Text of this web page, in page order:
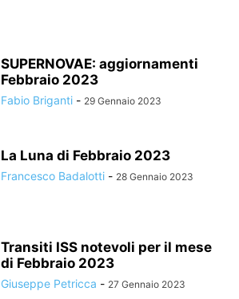
SUPERNOVAE: aggiornamenti
Febbraio 2023
Fabio Briganti - 29 Gennaio 2023
La Luna di Febbraio 2023
Francesco Badalotti - 28 Gennaio 2023
Transiti ISS notevoli per il mese
di Febbraio 2023
Giuseppe Petricca - 27 Gennaio 2023